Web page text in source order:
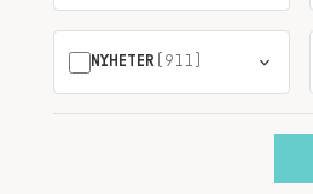
NYHETER (911)